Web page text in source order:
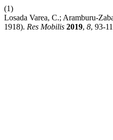
(1)
Losada Varea, C.; Aramburu-
1918). Res Mobilis 2019, 8, 93-